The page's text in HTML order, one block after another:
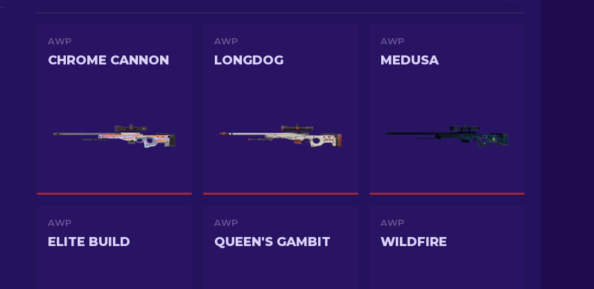
AWP
CHROME CANNON
AWP
LONGDOG
AWP
MEDUSA
AWP
ELITE BUILD
AWP
QUEEN'S GAMBIT
AWP
WILDFIRE